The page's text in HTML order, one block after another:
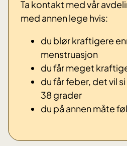
Ta kontakt med vår
med annen lege hvis:
du blør kraftigere
menstruasjon
du får meget
du får feber, det vil
38 grader
du på annen måte